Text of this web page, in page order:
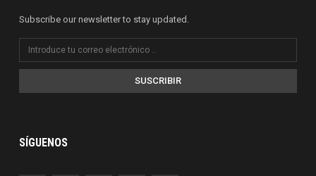
Subscribe our newsletter to stay updated.
SUSCRIBIR
SÍGUENOS